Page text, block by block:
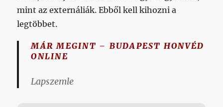
mint az externáliák. Ebből kell kihozni a
legtöbbet.
MÁR MEGINT – BUDAPEST HONVÉD
ONLINE
Lapszemle